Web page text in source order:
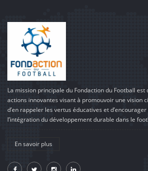
La mission principale du Fondaction du Football est
actions innovantes visant à promouvoir une vision
d’en rappeler les vertus éducatives et
l’intégration du développement durable dans le
En savoir plus